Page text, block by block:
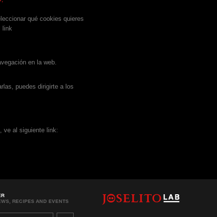
qué cookies quieres
link
en la web.
puedes dirigirte a los
ve al siguiente link:
RECIPES AND EVENTS